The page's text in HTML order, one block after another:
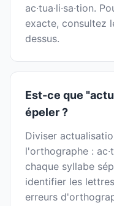
ac·tua·li·sa·tion.
exacte, consultez
dessus.
Est-ce que
épeler ?
Diviser
l'orthographe :
chaque syllabe
identifier les
erreurs